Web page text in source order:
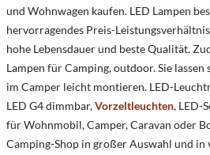
und Wohnwagen kaufen. LED Lampen
hervorragendes Preis-
hohe Lebensdauer und beste Qualität.
Lampen für Camping, outdoor. Sie
im Camper leicht montieren. LED-
LED G4 dimmbar,Vorzeltleuchten, LED-
für Wohnmobil, Camper, Caravan oder
Camping-Shop in großer Auswahl und in